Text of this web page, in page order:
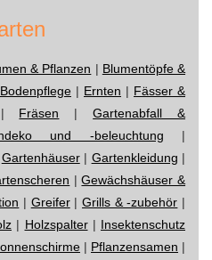
& Pflanzen | Blumentöpfe &
| Ernten | Fässer &
Fräsen |Gartenabfall &
und -beleuchtung |
Gartenhäuser| Gartenkleidung |
|Gewächshäuser &
| Greifer|Grills & -zubehör |
| Holzspalter| Insektenschutz
| Pflanzensamen |